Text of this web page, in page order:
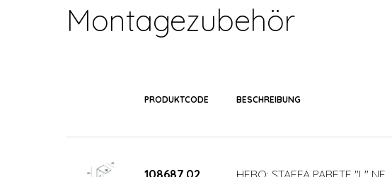
Montagezubehör
PRODUKTCODE BESCHREIBUNG
108687.02 HERO: STAFFA PARETE "L" NE